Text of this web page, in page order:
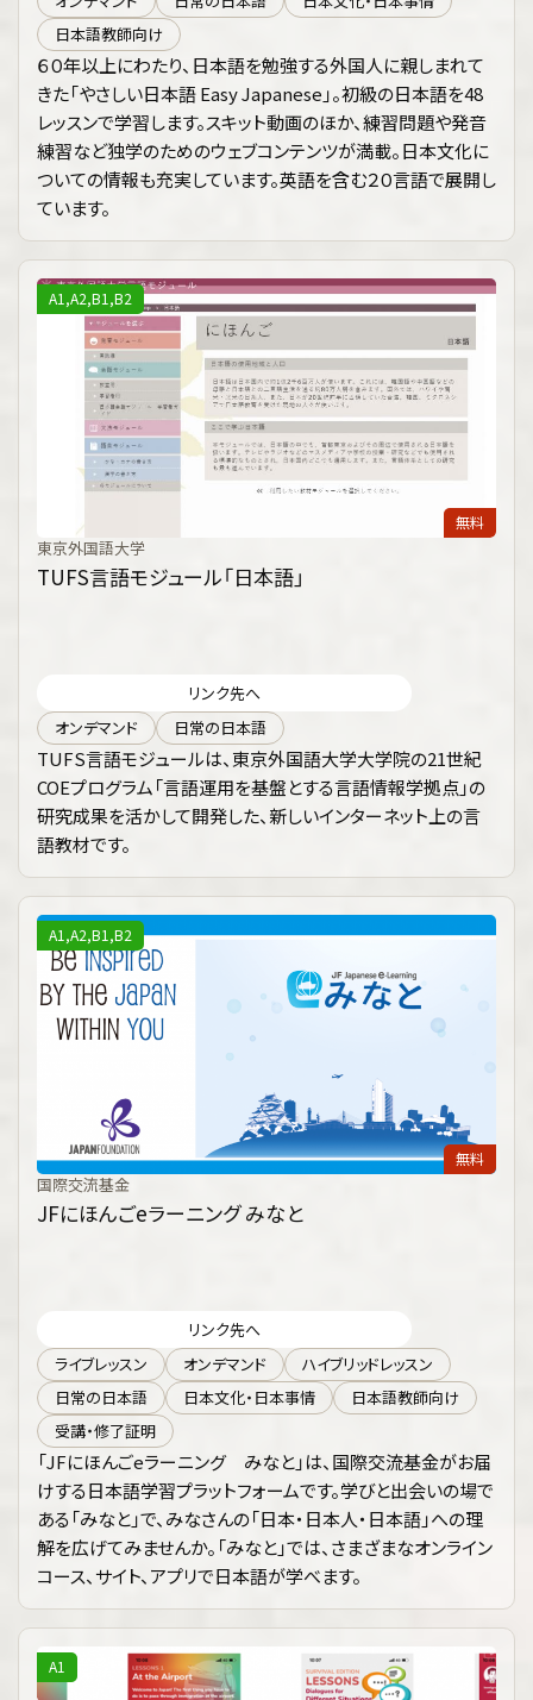
日本語教師向け
６０年以上にわたり、日本語を勉強する外国人に親しまれて
きた「やさしい日本語 Easy Japanese」。初級の日本語を48
レッスンで学習します。スキット動画のほか、練習問題や発音
練習など独学のためのウェブコンテンツが満載。日本文化に
ついての情報も充実しています。英語を含む２０言語で展開し
ています。
A1,A2,B1,B2
無料
東京外国語大学
TUFS言語モジュール「日本語」
リンク先へ
オンデマンド
日常の日本語
TUFS言語モジュールは、東京外国語大学大学院の21世紀
COEプログラム「言語運用を基盤とする言語情報学拠点」の
研究成果を活かして開発した、新しいインターネット上の言
語教材です。
A1,A2,B1,B2
無料
国際交流基金
JFにほんごeラーニング みなと
リンク先へ
ライブレッスン
オンデマンド
ハイブリッドレッスン
日常の日本語
日本文化・日本事情
日本語教師向け
受講・修了証明
「JFにほんごeラーニング みなと」は、国際交流基金がお届
けする日本語学習プラットフォームです。学びと出会いの場で
ある「みなと」で、みなさんの「日本・日本人・日本語」への理
解を広げてみませんか。「みなと」では、さまざまなオンライン
コース、サイト、アプリで日本語が学べます。
A1